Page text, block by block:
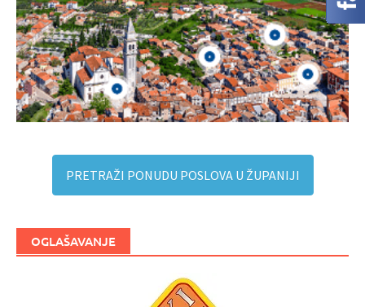
PRETRAŽI PONUDU POSLOVA U ŽUPANIJI
OGLAŠAVANJE